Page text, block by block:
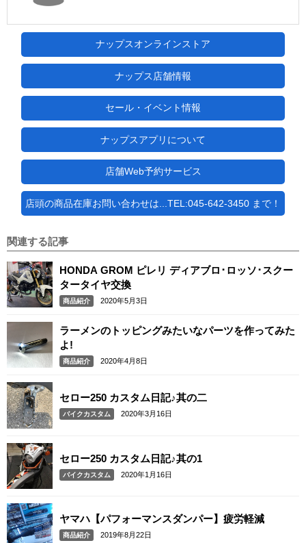
ナップスオンラインストア
ナップス店舗情報
セール・イベント情報
ナップスアプリについて
店舗Web予約サービス
店頭の商品在庫お問い合わせは...TEL:045-642-3450 まで！
関連する記事
HONDA GROM ピレリ ディアブロ･ロッソ･スクー
タータイヤ交換
商品紹介 2020年5月3日
ラーメンのトッピングみたいなパーツを作ってみた
よ!
商品紹介 2020年4月8日
セロー250 カスタム日記♪其の二
バイクカスタム 2020年3月16日
セロー250 カスタム日記♪其の1
バイクカスタム 2020年1月16日
ヤマハ【パフォーマンスダンパー】疲労軽減
商品紹介 2019年8月22日